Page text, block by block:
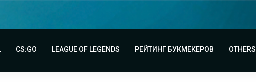
CS:GO LEAGUE OF LEGENDS РЕЙТИНГ БУКМЕКЕРОВ OTHERS